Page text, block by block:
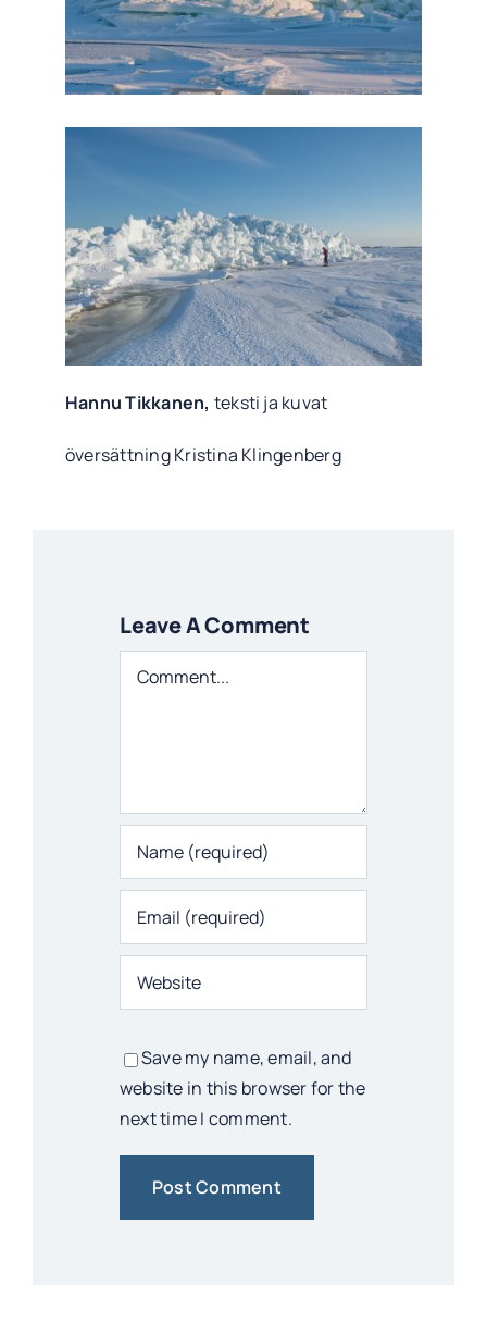
Hannu Tikkanen, teksti ja kuvat
översättning Kristina Klingenberg
Leave A Comment
Comment
Save my name, email, and
website in this browser for the
next time I comment.